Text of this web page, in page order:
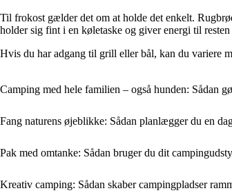
Til frokost gælder det om at holde det enkelt.
holder sig fint i en køletaske og giver energi til resten
Hvis du har adgang til grill eller bål, kan du variere
Camping med hele familien – også hunden: Sådan
Fang naturens øjeblikke: Sådan planlægger du en
Pak med omtanke: Sådan bruger du dit
Kreativ camping: Sådan skaber campingpladser